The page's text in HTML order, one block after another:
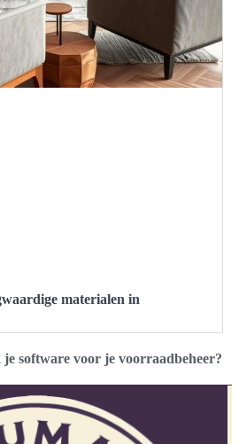
materialen in
software voor je voorraadbeheer?